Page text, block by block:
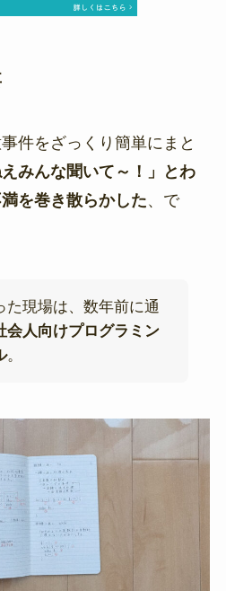
件をざっくり簡単にまと
みんな聞いて～！」とわ
を巻き散らかした、で
た現場は、数年前に通
会人向けプログラミン
。